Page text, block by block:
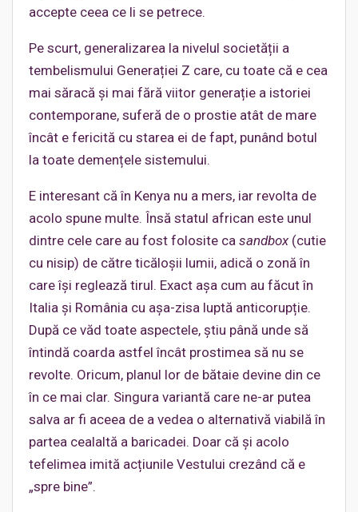
accepte ceea ce li se petrece.
Pe scurt, generalizarea la nivelul societății a
tembelismului Generației Z care, cu toate că e cea
mai săracă și mai fără viitor generație a istoriei
contemporane, suferă de o prostie atât de mare
încât e fericită cu starea ei de fapt, punând botul
la toate demențele sistemului.
E interesant că în Kenya nu a mers, iar revolta de
acolo spune multe. Însă statul african este unul
dintre cele care au fost folosite ca sandbox (cutie
cu nisip) de către ticăloșii lumii, adică o zonă în
care își reglează tirul. Exact așa cum au făcut în
Italia și România cu așa-zisa luptă anticorupție.
După ce văd toate aspectele, știu până unde să
întindă coarda astfel încât prostimea să nu se
revolte. Oricum, planul lor de bătaie devine din ce
în ce mai clar. Singura variantă care ne-ar putea
salva ar fi aceea de a vedea o alternativă viabilă în
partea cealaltă a baricadei. Doar că și acolo
tefelimea imită acțiunile Vestului crezând că e
„spre bine”.